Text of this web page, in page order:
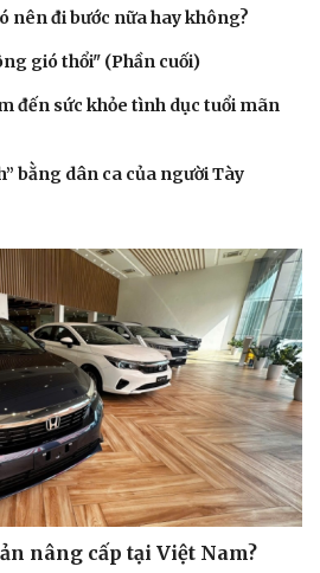
nên đi bước nữa hay không?
gió thổi" (Phần cuối)
đến sức khỏe tình dục tuổi mãn
bằng dân ca của người Tày
nâng cấp tại Việt Nam?